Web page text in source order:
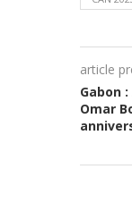
article
Gabon
Omar